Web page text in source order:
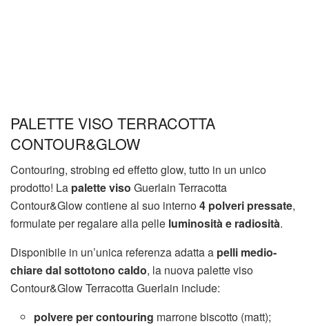
PALETTE VISO TERRACOTTA
CONTOUR&GLOW
Contouring, strobing ed effetto glow, tutto in un unico
prodotto! La palette viso Guerlain Terracotta
Contour&Glow contiene al suo interno4 polveri pressate,
formulate per regalare alla pelle luminosità e radiosità.
Disponibile in un’unica referenza adatta a pelli medio-
chiare dal sottotono caldo, la nuova palette viso
Contour&Glow Terracotta Guerlain include:
polvere per contouring marrone biscotto (matt);